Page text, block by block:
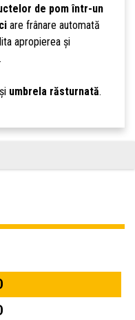
de pom într-un
are frânare automată
apropierea și
umbrela răsturnată.